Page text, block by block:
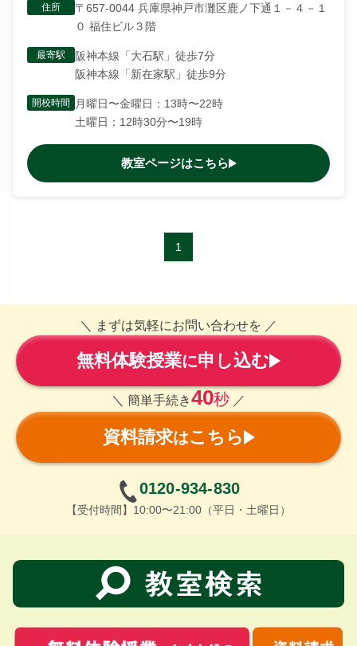
住所
〒657-0044 兵庫県神戸市灘区鹿ノ下通１－４－１
０ 福住ビル３階
最寄駅
阪神本線「大石駅」徒歩7分
阪神本線「新在家駅」徒歩9分
開校時間
月曜日〜金曜日：13時〜22時
土曜日：12時30分〜19時
教室ページはこちら
1
＼ まずは気軽にお問い合わせを ／
無料体験授業に申し込む
＼ 簡単手続き40秒 ／
資料請求はこちら
0120-934-830
【受付時間】10:00〜21:00（平日・土曜日）